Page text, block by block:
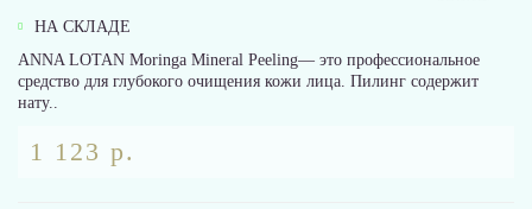
НА СКЛАДЕ
ANNA LOTAN Moringa Mineral Peeling— это профессиональное
средство для глубокого очищения кожи лица. Пилинг содержит
нату..
1 123 р.